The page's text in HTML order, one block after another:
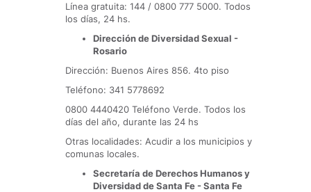
Línea gratuita: 144 / 0800 777 5000. Todos
los días, 24 hs.
Dirección de Diversidad Sexual -
Rosario
Dirección: Buenos Aires 856. 4to piso
Teléfono: 341 5778692
0800 4440420 Teléfono Verde. Todos los
días del año, durante las 24 hs
Otras localidades: Acudir a los municipios y
comunas locales.
Secretaría de Derechos Humanos y
Diversidad de Santa Fe - Santa Fe